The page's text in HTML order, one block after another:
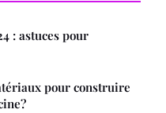
: astuces pour
pour construire